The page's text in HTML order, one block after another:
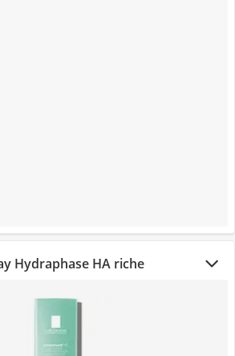
Hydraphase HA riche